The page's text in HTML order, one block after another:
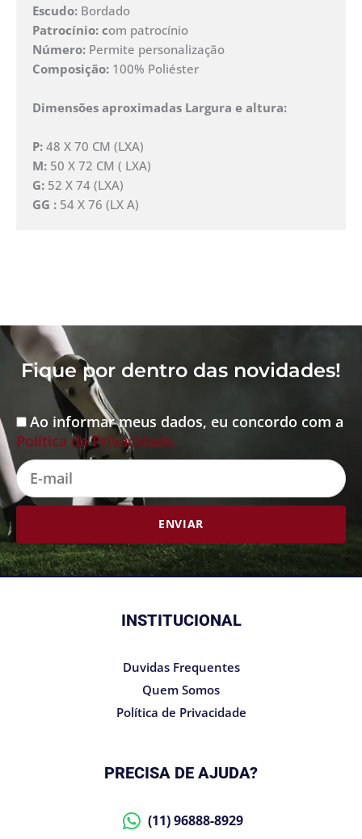
Escudo: Bordado
Patrocínio: com patrocínio
Número: Permite personalização
Composição: 100% Poliéster
Dimensões aproximadas Largura e altura:
P: 48 X 70 CM (LXA)
M: 50 X 72 CM ( LXA)
G: 52 X 74 (LXA)
GG : 54 X 76 (LX A)
Fique por dentro das novidades!
Ao informar meus dados, eu concordo com a
Política de Privacidade.
E-
mail
ENVIAR
INSTITUCIONAL
Duvidas Frequentes
Quem Somos
Política de Privacidade
PRECISA DE AJUDA?
(11) 96888-8929